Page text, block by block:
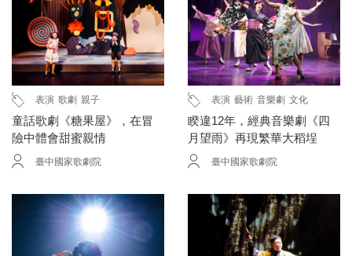
表演 歌劇 親子
童話歌劇《糖果屋》，在冒
險中體會甜蜜親情
臺中國家歌劇院
表演 藝術 音樂劇 文化
睽違12年，經典音樂劇《四
月望雨》再現繁華大稻埕
臺中國家歌劇院